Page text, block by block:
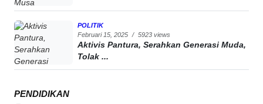
POLITIK
Februari 15, 2025 / 5923 views
Aktivis Pantura, Serahkan Generasi Muda,
Tolak ...
PENDIDIKAN